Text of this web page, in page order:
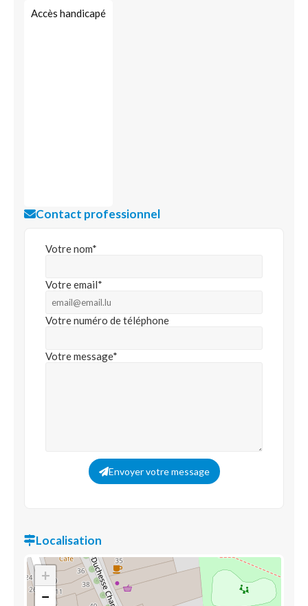
Accès handicapé
Contact professionnel
Votre nom*
Votre email*
Votre numéro de téléphone
Votre message*
Envoyer votre message
Localisation
+
−